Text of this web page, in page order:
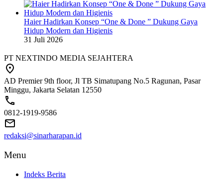
Haier Hadirkan Konsep “One & Done ” Dukung Gaya
Hidup Modern dan Higienis
31 Juli 2026
PT NEXTINDO MEDIA SEJAHTERA
AD Premier 9th floor, Jl TB Simatupang No.5 Ragunan, Pasar
Minggu, Jakarta Selatan 12550
0812-1919-9586
redaksi@sinarharapan.id
Menu
Indeks Berita